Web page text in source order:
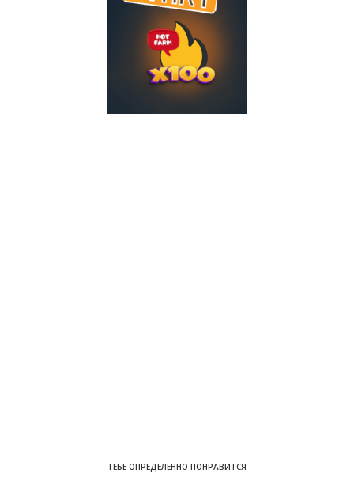
ТЕБЕ ОПРЕДЕЛЕННО ПОНРАВИТСЯ